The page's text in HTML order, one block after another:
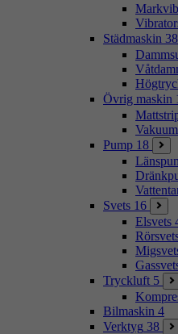
Städmaskin 38
Övrig maskin
Pump 18
Svets 16
Elsvets
Tryckluft 5
Bilmaskin 4
Verktyg 38